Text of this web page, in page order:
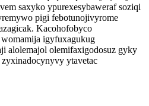
saxyko ypurexesybaweraf soziqi
pigi febotunojivyrome
Kacohofobyco
igyfuxagukug
alolemajol olemifaxigodosuz gyky
ytavetac